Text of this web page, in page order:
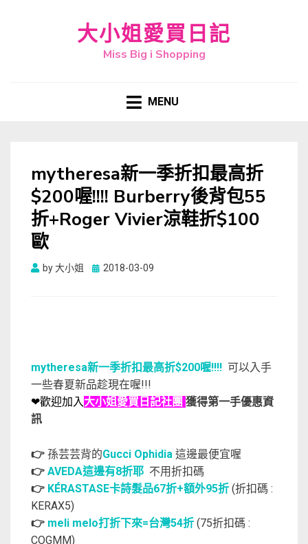
大小姐愛買日記
Miss Big i Shopping
MENU
mytheresa新一季折扣最高折
$200喔!!!! Burberry後背包55
折+Roger Vivier涼鞋折$100
歐
by大小姐
Posted
2018-03-09
mytheresa新一季折扣最高折$200喔!!!! 可以入手
一些春夏新品趁現在喔!!!
❤歡迎加入 大小姐愛買日記社團 獲得第一手優惠資
訊
👉 孫芸芸背的Gucci Ophidia 這邊最便宜喔
👉 AVEDA這邊有8折耶 不用折扣碼
👉 KÉRASTASE卡詩髮品67折+額外95折 (折扣碼 :
KERAX5)
👉 meli melo打折下來=台灣54折 (75折扣碼 :
COGMM)